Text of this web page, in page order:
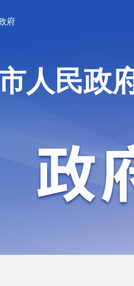
府
人民政